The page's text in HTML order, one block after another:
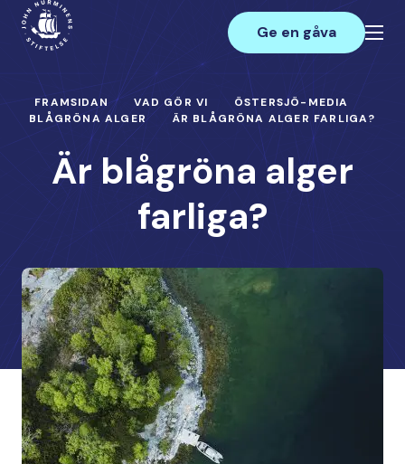
Hoppa
innehåll
Main
Ge en gåva
FRAMSIDAN VAD GÖR VI
ÖSTERSJÖ-MEDIA
BLÅGRÖNA ALGER
ÄR BLÅGRÖNA ALGER FARLIGA?
Är blågröna alger
farliga?